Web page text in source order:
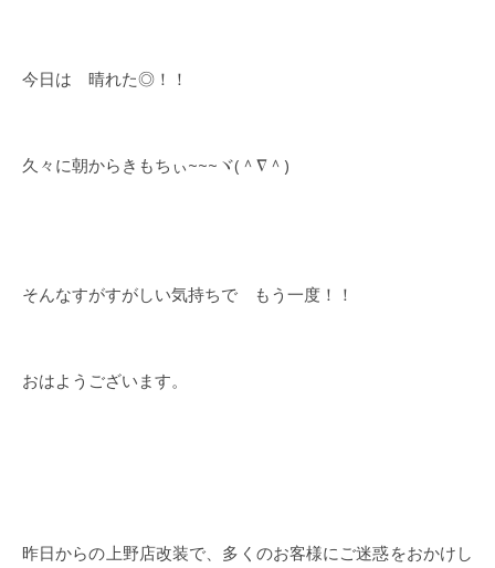
今日は 晴れた◎！！
久々に朝からきもちぃ~~~ヾ(＾∇＾)
そんなすがすがしい気持ちで もう一度！！
おはようございます。
昨日からの上野店改装で、多くのお客様にご迷惑をおかけし